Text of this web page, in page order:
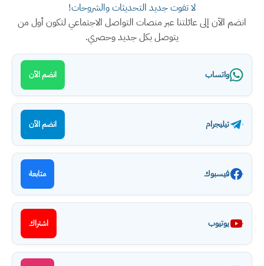
لا تفوت جديد التحديثات والشروحات!
انضم الآن إلى عائلتنا عبر منصات التواصل الاجتماعي لتكون أول من
يتوصل بكل جديد وحصري.
واتساب انضم الآن
تيليجرام انضم الآن
فيسبوك متابعة
يوتيوب اشتراك